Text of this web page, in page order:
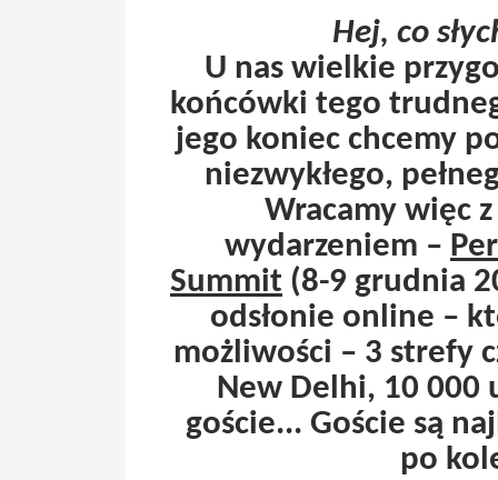
Hej, co
U nas wielkie
końcówki tego
jego koniec chcemy
niezwykłego,
Wracamy więc
wydarzeniem –
Summit (8-9 grudnia
odsłonie online –
możliwości – 3 strefy
New Delhi, 10 000
goście... Goście są
po